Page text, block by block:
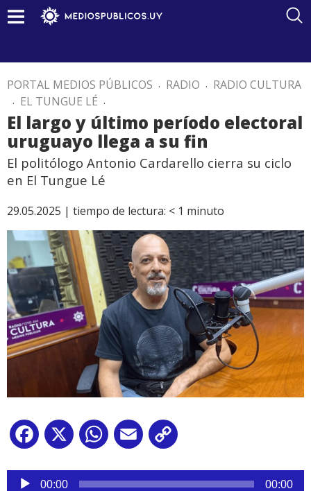
PORTAL MEDIOS PÚBLICOS . RADIO . RADIO CULTURA
. EL TUNGUE LÉ .
El largo y último período electoral
uruguayo llega a su fin
El politólogo Antonio Cardarello cierra su ciclo
en El Tungue Lé
29.05.2025 | tiempo de lectura: < 1 minuto
Facebook
X WhatsApp
Email
Reproductor
00:00 00:00